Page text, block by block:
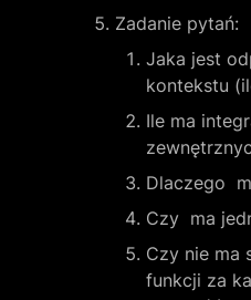
Zadanie pytań:
Jaka jest
kontekstu
Ile ma
Dlaczego
Czy  ma
Czy nie ma
funkcji za